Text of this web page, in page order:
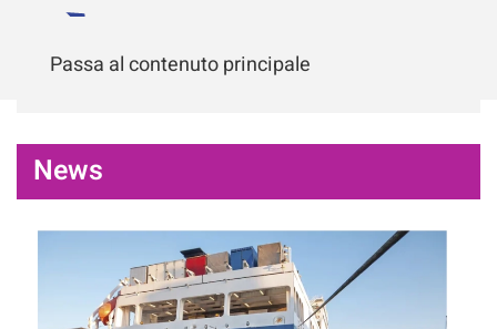
Passa al contenuto principale
News